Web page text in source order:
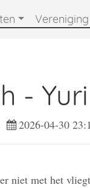
Vereniging
- Yuri
2026-04-30
niet met het